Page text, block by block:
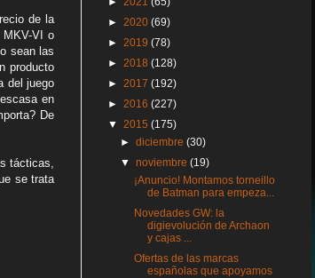
de la
MKV-VI o
sean las
producto
del juego
en
De
tácticas,
se trata
► 2020 (69)
► 2019 (78)
► 2018 (128)
► 2017 (192)
► 2016 (227)
▼ 2015 (175)
►diciembre(30)
▼noviembre(19)
¡Anuncio! Montamos torneillo
de Batman para empeza...
Novedades GW: la
digievolución de Archaon
y cajas ...
Ofertas de las marcas
españolas que apoyamos